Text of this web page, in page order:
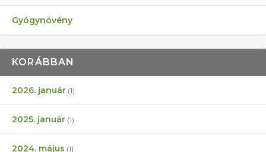
Gyógynövény
KORÁBBAN
2026. január (1)
2025. január (1)
2024. május (1)